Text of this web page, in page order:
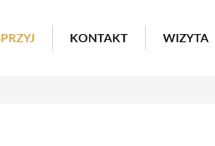
Menu
KONTAKT WIZYTA